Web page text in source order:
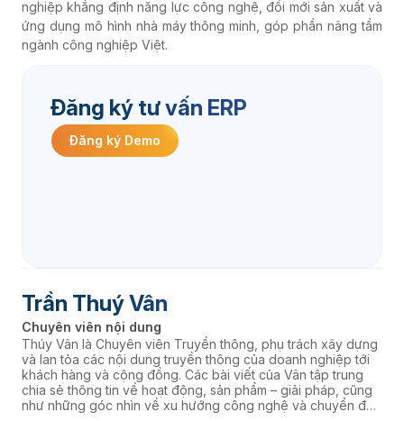
nghiệp khẳng định năng lực công nghệ, đổi mới sản xuất và
ứng dụng mô hình nhà máy thông minh, góp phần nâng tầm
ngành công nghiệp Việt.
Đăng ký tư vấn ERP
Đăng ký Demo
Trần Thuý Vân
Chuyên viên nội dung
Thúy Vân là Chuyên viên Truyền thông, phụ trách xây dựng
và lan tỏa các nội dung truyền thông của doanh nghiệp tới
khách hàng và cộng đồng. Các bài viết của Vân tập trung
chia sẻ thông tin về hoạt động, sản phẩm – giải pháp, cũng
như những góc nhìn về xu hướng công nghệ và chuyển đổi